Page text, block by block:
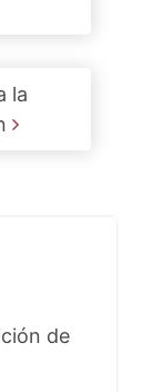
la
de